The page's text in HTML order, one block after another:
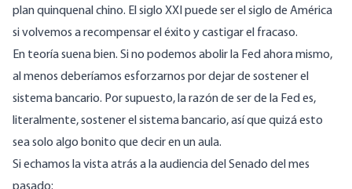
plan quinquenal chino. El siglo XXI puede ser el siglo de América
si volvemos a recompensar el éxito y castigar el fracaso.
En teoría suena bien. Si no podemos abolir la Fed ahora mismo,
al menos deberíamos esforzarnos por dejar de sostener el
sistema bancario. Por supuesto, la razón de ser de la Fed es,
literalmente, sostener el sistema bancario, así que quizá esto
sea solo algo bonito que decir en un aula.
Si echamos la vista atrás a laaudiencia del Senado del mes